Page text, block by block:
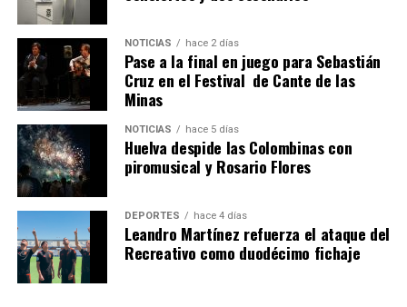
2026
hace 6 días· Huelvatv
NOTICIAS hace 2 días
Pase a la final en juego para Sebastián
Cruz en el Festival de Cante de las
Minas
NOTICIAS hace 5 días
Huelva despide las Colombinas con
piromusical y Rosario Flores
DEPORTES hace 4 días
Leandro Martínez refuerza el ataque del
Recreativo como duodécimo fichaje